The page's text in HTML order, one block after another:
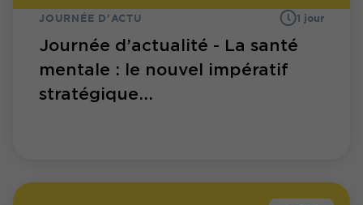
JOURNÉE D'ACTU 1 jour
Journée d’actualité - La santé
mentale : le nouvel impératif
stratégique...